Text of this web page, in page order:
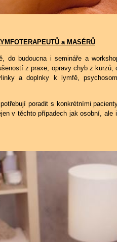
a MASÉRŮ
do budoucna i semináře a
z praxe, opravy chyb z
a doplnky k lymfě,
poradit s konkrétními
v těchto případech jak osobní,